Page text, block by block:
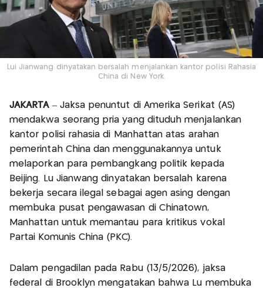
Lui Jianwang dinyatakan bersalah menjalankan kantor polisi Rahasia
China di New York.
JAKARTA– Jaksa penuntut di Amerika Serikat (AS)
mendakwa seorang pria yang dituduh menjalankan
kantor polisi rahasia di Manhattan atas arahan
pemerintah China dan menggunakannya untuk
melaporkan para pembangkang politik kepada
Beijing. Lu Jianwang dinyatakan bersalah karena
bekerja secara ilegal sebagai agen asing dengan
membuka pusat pengawasan di Chinatown,
Manhattan untuk memantau para kritikus vokal
Partai Komunis China (PKC).
Dalam pengadilan pada Rabu (13/5/2026), jaksa
federal di Brooklyn mengatakan bahwa Lu membuka